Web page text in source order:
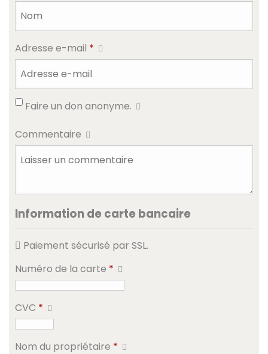
Adresse e-mail *
Faire un don anonyme.
Commentaire
Information de carte bancaire
Paiement sécurisé par SSL.
Numéro de la carte *
CVC *
Nom du propriétaire *